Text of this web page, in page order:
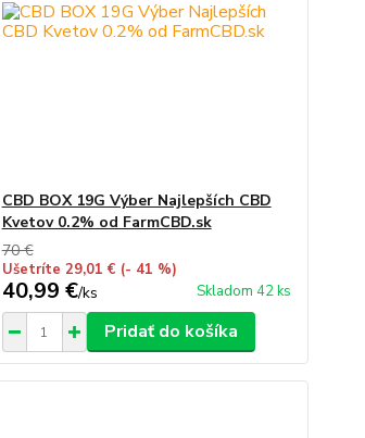
CBD BOX 19G Výber Najlepších CBD
Kvetov 0.2% od FarmCBD.sk
70 €
Ušetríte 29,01 € (- 41 %)
40,99 €/ks Skladom 42 ks
Pridať do košíka